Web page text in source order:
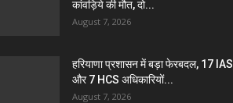
कांवड़िये की मौत, दो...
August 7, 2026
हरियाणा प्रशासन में बड़ा फेरबदल, 17 IAS
और 7 HCS अधिकारियों...
August 7, 2026